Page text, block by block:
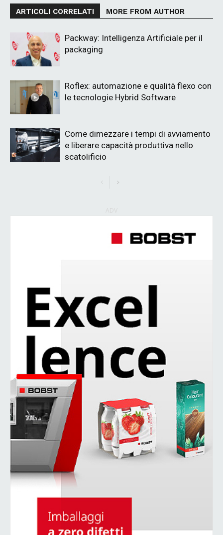
ARTICOLI CORRELATI MORE FROM AUTHOR
Packway: Intelligenza Artificiale per il
packaging
Roflex: automazione e qualità flexo con
le tecnologie Hybrid Software
Come dimezzare i tempi di avviamento
e liberare capacità produttiva nello
scatolificio